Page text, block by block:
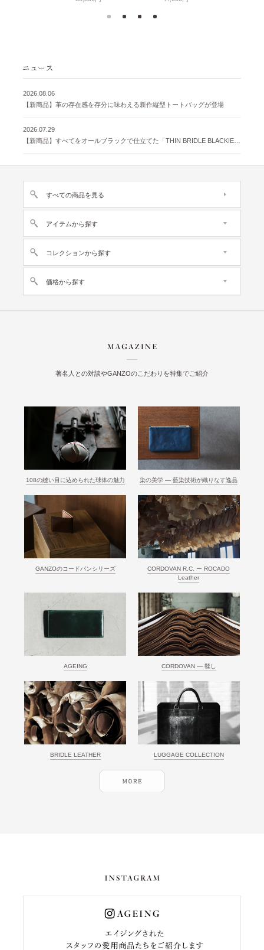
2026.08.06
【新商品】革の存在感を存分に味わえる新作縦型トートバッグが登場
2026.07.29
すべての商品を見る
アイテムから探す
コレクションから探す
価格から探す
著名人との対談やGANZOのこだわりを特集でご紹介
108の縫い目に込められた球体の魅力 染の美学 ― 藍染技術が織りなす逸品
GANZOのコードバンシリーズ
CORDOVAN R.C. ー ROCADO
Leather
AGEING CORDOVAN ― 鞣し
BRIDLE LEATHER LUGGAGE COLLECTION